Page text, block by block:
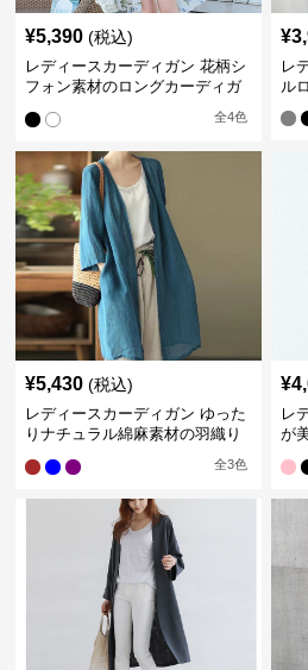
¥5,390 (税込)
レディースカーディガン 花柄シ
フォン素材のロングカーディガ
全4色
¥
レ
ル
¥5,430 (税込)
レディースカーディガン ゆった
りナチュラル綿麻素材の羽織り
全3色
¥
レ
が